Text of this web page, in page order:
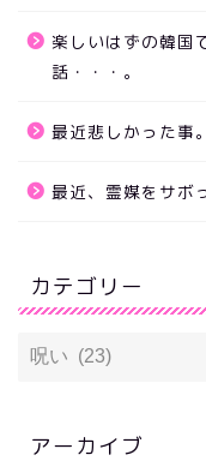
楽しいはずの韓国
話・・・。
最近悲しかった事。
最近、霊媒をサボ
カテゴリー
アーカイブ